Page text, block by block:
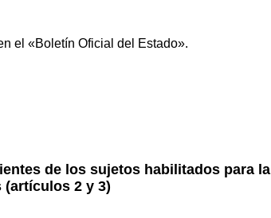
el «Boletín Oficial del Estado».
de los sujetos habilitados para la
2 y 3)